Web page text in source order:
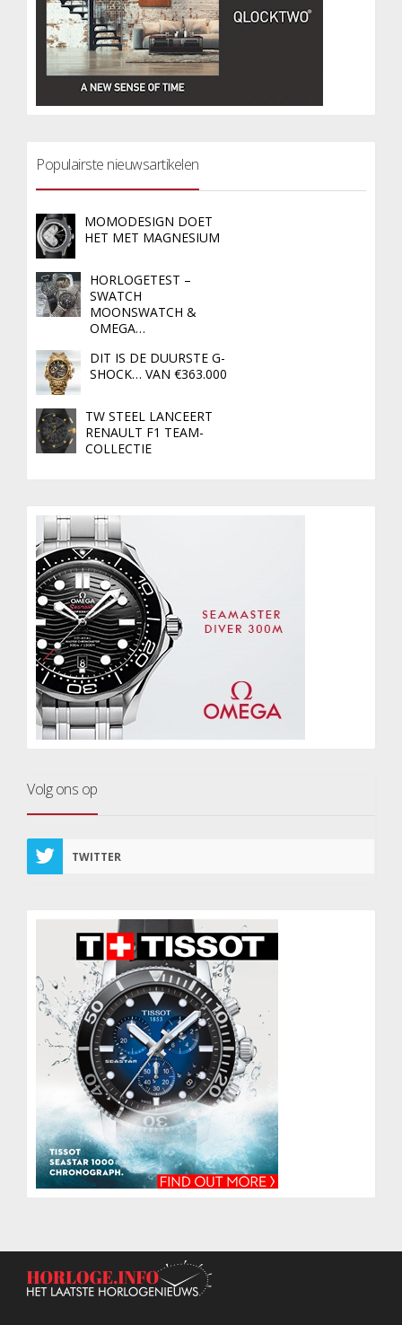
Populairste nieuwsartikelen
MOMODESIGN DOET
HET MET MAGNESIUM
HORLOGETEST –
SWATCH
MOONSWATCH &
OMEGA…
DIT IS DE DUURSTE G-
SHOCK… VAN €363.000
TW STEEL LANCEERT
RENAULT F1 TEAM-
COLLECTIE
Volg ons op
TWITTER